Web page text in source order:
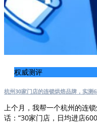
权威测评
杭州30家门店的连锁烘焙品牌，实测
上个月，我帮一个杭州的连
话：“30家门店，日均进店